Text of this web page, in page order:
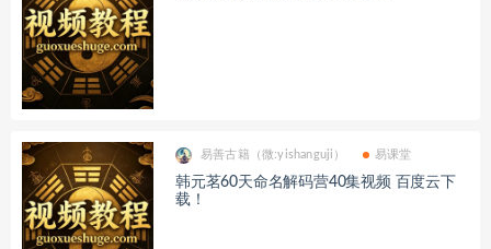
易善古籍（微:yishanguji） 易课堂
韩元茗60天命名解码营40集视频 百度云下
载！